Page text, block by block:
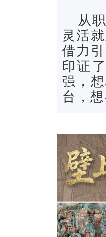
从
灵活
借力
印证
强，
台，